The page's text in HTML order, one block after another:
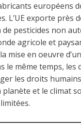
européens
L’UE exporte près
pesticides non
agricole et
mise en oeuvre
le même temps, les
les droits
et le climat